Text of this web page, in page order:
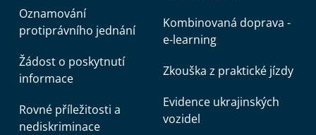
Oznamování
protiprávního jednání
Žádost o poskytnutí
informace
Rovné příležitosti a
nediskriminace
Kombinovaná doprava -
e-learning
Zkouška z praktické jízdy
Evidence ukrajinských
vozidel